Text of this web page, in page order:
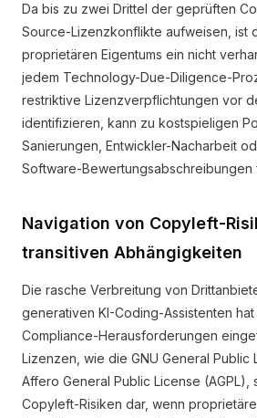
Da bis zu zwei Drittel der geprüften
Source-Lizenzkonflikte aufweisen, ist
proprietären Eigentums ein nicht
jedem Technology-Due-Diligence-
restriktive Lizenzverpflichtungen vor
identifizieren, kann zu kostspieligen
Sanierungen, Entwickler-Nacharbeit
Software-Bewertungsabschreibungen
Navigation von Copyleft-
transitiven Abhängigkeiten
Die rasche Verbreitung von
generativen KI-Coding-Assistenten
Compliance-Herausforderungen
Lizenzen, wie die GNU General Public
Affero General Public License (AGPL),
Copyleft-Risiken dar, wenn